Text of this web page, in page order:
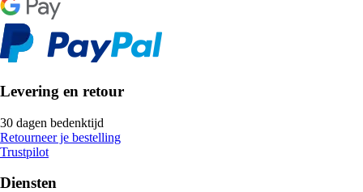
Levering en retour
30 dagen bedenktijd
Retourneer je bestelling
Trustpilot
Diensten